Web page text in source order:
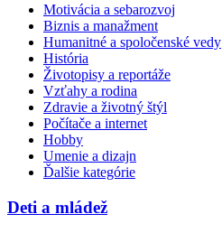
Motivácia a sebarozvoj
Biznis a manažment
Humanitné a spoločenské vedy
História
Životopisy a reportáže
Vzťahy a rodina
Zdravie a životný štýl
Počítače a internet
Hobby
Umenie a dizajn
Ďalšie kategórie
Deti a mládež